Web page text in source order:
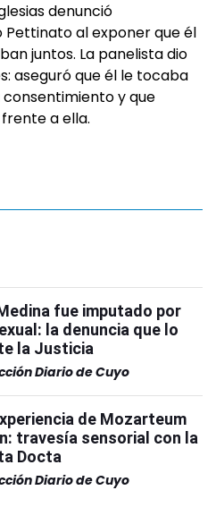
denunció
al exponer que él
juntos. La panelista dio
aseguró que él le tocaba
y que
a ella.
fue imputado por
la denuncia que lo
la Justicia
Diario de Cuyo
de Mozarteum
travesía sensorial con la
Docta
Diario de Cuyo